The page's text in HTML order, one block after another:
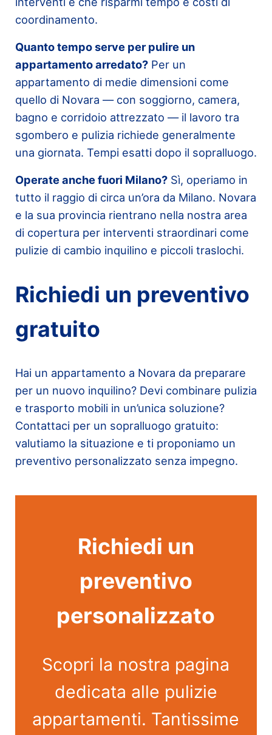
coordinamento.
Quanto tempo serve per pulire un
appartamento arredato? Per un
appartamento di medie dimensioni come
quello di Novara — con soggiorno, camera,
bagno e corridoio attrezzato — il lavoro tra
sgombero e pulizia richiede generalmente
una giornata. Tempi esatti dopo il sopralluogo.
Operate anche fuori Milano? Sì, operiamo in
tutto il raggio di circa un’ora da Milano. Novara
e la sua provincia rientrano nella nostra area
di copertura per interventi straordinari come
pulizie di cambio inquilino e piccoli traslochi.
Richiedi un preventivo
gratuito
Hai un appartamento a Novara da preparare
per un nuovo inquilino? Devi combinare pulizia
e trasporto mobili in un’unica soluzione?
Contattaci per un sopralluogo gratuito:
valutiamo la situazione e ti proponiamo un
preventivo personalizzato senza impegno.
Richiedi un
preventivo
personalizzato
Scopri la nostra pagina
dedicata alle pulizie
appartamenti. Tantissime